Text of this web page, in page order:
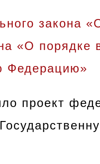
закона
«О порядке
Федерацию»
проект